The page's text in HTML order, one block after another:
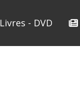
Livres - DVD